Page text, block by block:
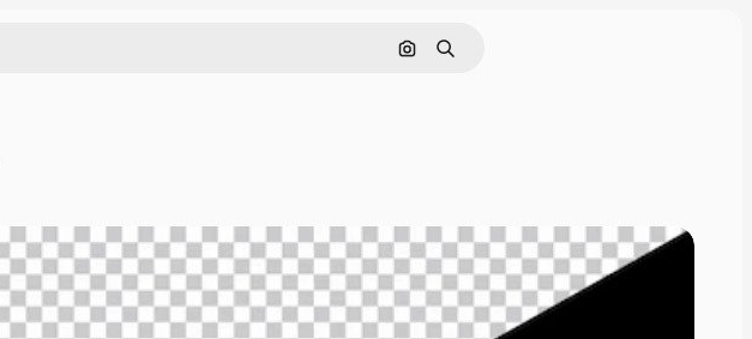
ค้นหาตามรูปภาพ
ค้นหา